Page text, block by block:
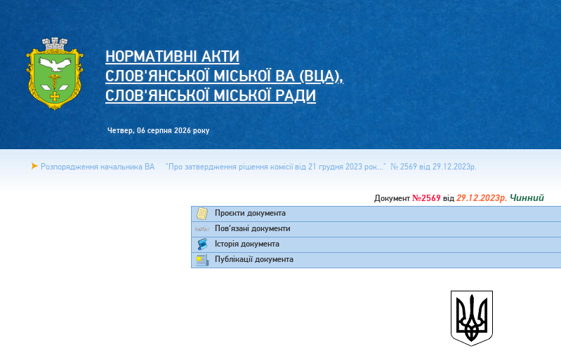
НОРМАТИВНІ АКТИ
СЛОВ'ЯНСЬКОЇ МІСЬКОЇ ВА (ВЦА),
СЛОВ'ЯНСЬКОЇ МІСЬКОЇ РАДИ
Четвер, 06 серпня 2026 року
Розпорядження начальника ВА "Про затвердження рішення комісії від 21 грудня 2023 рок..." № 2569 від 29.12.2023р.
Документ №2569 від 29.12.2023р. Чинний
Проєкти документа
Пов'язані документи
Історія документа
Публікації документа